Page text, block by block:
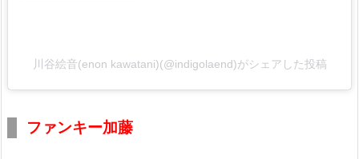
川谷絵音(enon kawatani)(@indigolaend)がシェアした投稿
ファンキー加藤